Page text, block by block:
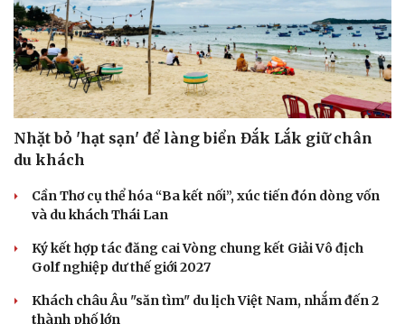
Nhặt bỏ 'hạt sạn' để làng biển Đắk Lắk giữ chân
du khách
Cần Thơ cụ thể hóa “Ba kết nối”, xúc tiến đón dòng vốn
và du khách Thái Lan
Ký kết hợp tác đăng cai Vòng chung kết Giải Vô địch
Golf nghiệp dư thế giới 2027
Khách châu Âu "săn tìm" du lịch Việt Nam, nhắm đến 2
thành phố lớn